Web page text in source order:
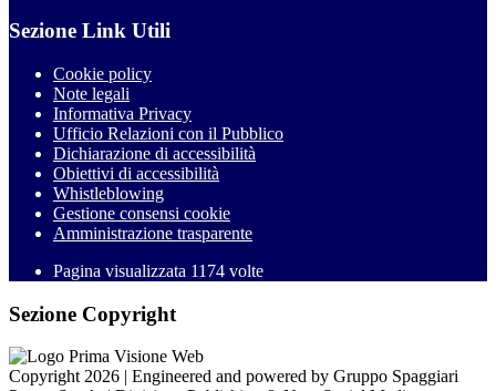
Sezione Link Utili
Cookie policy
Note legali
Informativa Privacy
Ufficio Relazioni con il Pubblico
Dichiarazione di accessibilità
Obiettivi di accessibilità
Whistleblowing
Gestione consensi cookie
Amministrazione trasparente
Pagina visualizzata 1174 volte
Sezione Copyright
Copyright 2026 | Engineered and powered by Gruppo Spaggiari